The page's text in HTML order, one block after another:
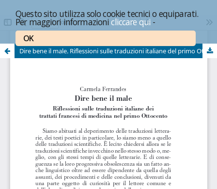
Questo sito utilizza solo cookie tecnici o equiparati.
Per maggiori informazionicliccare qui -
OK
Dire bene il male. Riflessioni sulle traduzioni italiane del primo Ottocento dei trattati francesi di medicina